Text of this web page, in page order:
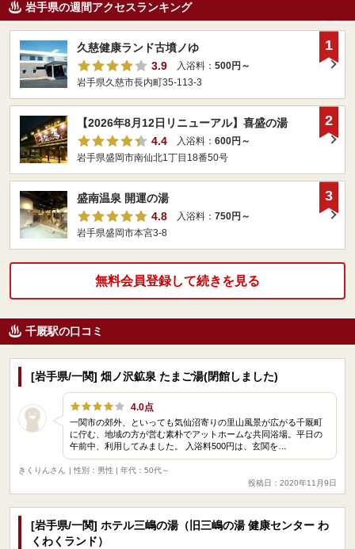
岩手県の週間アクセスランキング
久慈健康ランド古墳ノゆ
3.9
入浴料： 500円～
岩手県久慈市長内町35-113-3
1
【2026年8月12日リニューアル】喜盛の湯
4.4
入浴料： 600円～
岩手県盛岡市南仙北1丁目18番50号
2
盛南温泉 開運の湯
4.8
入浴料： 750円～
岩手県盛岡市本宮3-8
3
無料会員登録して続きを見る
千厩駅の口コミ
[岩手県/一関] 畑ノ沢鉱泉 たまご湯(閉館しました)
4.0点
一関市の郊外、といっても気仙沼寄りの里山風景が広がる千厩町
に佇む、地域の方が営む素朴でアットホームな共同浴場。平日の
午前中、利用してみました。 入浴料500円は、玄関を…
きくりんさん
| 性別：男性 | 年代：50代～
投稿日：2020年11月9日
[岩手県/一関] ホテル三嶋の湯（旧三嶋の湯 健康センター わ
くわくランド）